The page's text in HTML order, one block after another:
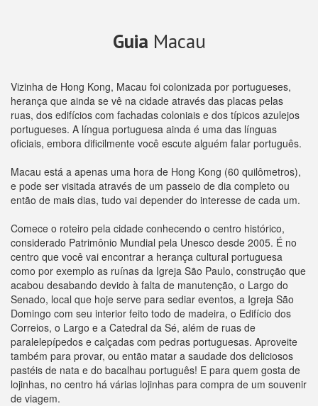
Guia Macau
Vizinha de Hong Kong, Macau foi colonizada por portugueses,
herança que ainda se vê na cidade através das placas pelas
ruas, dos edifícios com fachadas coloniais e dos típicos azulejos
portugueses. A língua portuguesa ainda é uma das línguas
oficiais, embora dificilmente você escute alguém falar português.
Macau está a apenas uma hora de Hong Kong (60 quilômetros),
e pode ser visitada através de um passeio de dia completo ou
então de mais dias, tudo vai depender do interesse de cada um.
Comece o roteiro pela cidade conhecendo o centro histórico,
considerado Patrimônio Mundial pela Unesco desde 2005. É no
centro que você vai encontrar a herança cultural portuguesa
como por exemplo as ruínas da Igreja São Paulo, construção que
acabou desabando devido à falta de manutenção, o Largo do
Senado, local que hoje serve para sediar eventos, a Igreja São
Domingo com seu interior feito todo de madeira, o Edifício dos
Correios, o Largo e a Catedral da Sé, além de ruas de
paralelepípedos e calçadas com pedras portuguesas. Aproveite
também para provar, ou então matar a saudade dos deliciosos
pastéis de nata e do bacalhau português! E para quem gosta de
lojinhas, no centro há várias lojinhas para compra de um souvenir
de viagem.